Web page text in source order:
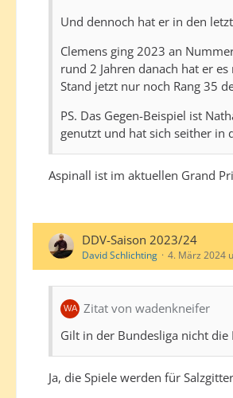
Und dennoch hat er in den
Clemens ging 2023 an
rund 2 Jahren danach hat er
Stand jetzt nur noch Rang 35
PS. Das Gegen-Beispiel ist
genutzt und hat sich seither in
Aspinall ist im aktuellen Grand
DDV-Saison 2023/24
David Schlichting 4. März 2024
Zitat von wadenkneifer
Gilt in der Bundesliga nicht die
Ja, die Spiele werden für